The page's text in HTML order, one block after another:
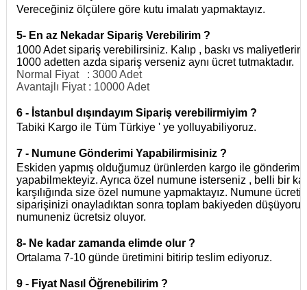
Vereceğiniz ölçülere göre kutu imalatı yapmaktayız.
5- En az Nekadar Sipariş Verebilirim ?
1000 Adet sipariş verebilirsiniz. Kalıp , baskı vs
1000 adetten azda sipariş verseniz aynı ücret tutmaktadır.
Normal Fiyat : 3000 Adet
Avantajlı Fiyat : 10000 Adet
6 - İstanbul dışındayım Sipariş verebilirmiyim ?
Tabiki Kargo ile Tüm Türkiye ' ye yolluyabiliyoruz.
7 - Numune Gönderimi Yapabilirmisiniz ?
Eskiden yapmış olduğumuz ürünlerden kargo ile gönderim
yapabilmekteyiz. Ayrıca özel numune isterseniz , belli bir
karşılığında size özel numune yapmaktayız. Numune
siparişinizi onayladıktan sonra toplam bakiyeden düşüyoruz
numuneniz ücretsiz oluyor.
8- Ne kadar zamanda elimde olur ?
Ortalama 7-10 günde üretimini bitirip teslim ediyoruz.
9 - Fiyat Nasıl Öğrenebilirim ?